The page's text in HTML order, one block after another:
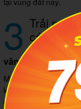
3 Trải
các dân
3.1 Lễ hội
văn hóa phi vật
May mắn cho
không khí trang
của Lễ hội đình